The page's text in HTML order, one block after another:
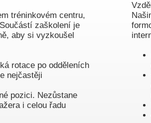
tréninkovém centru,
zaškolení je
aby si vyzkoušel
rotace po odděleních
nejčastěji
pozici. Nezůstane
i celou řadu